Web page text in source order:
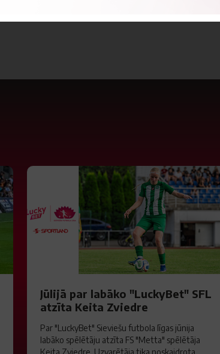
Jūlijā par labāko "LuckyBet" SFL
atzīta Keita Zviedre
Par "LuckyBet" Sieviešu futbola līgas jūnija
labāko spēlētāju atzīta FS "Metta" spēlētāja
Keita Zviedre. Uzvarētāja tika noskaidrota